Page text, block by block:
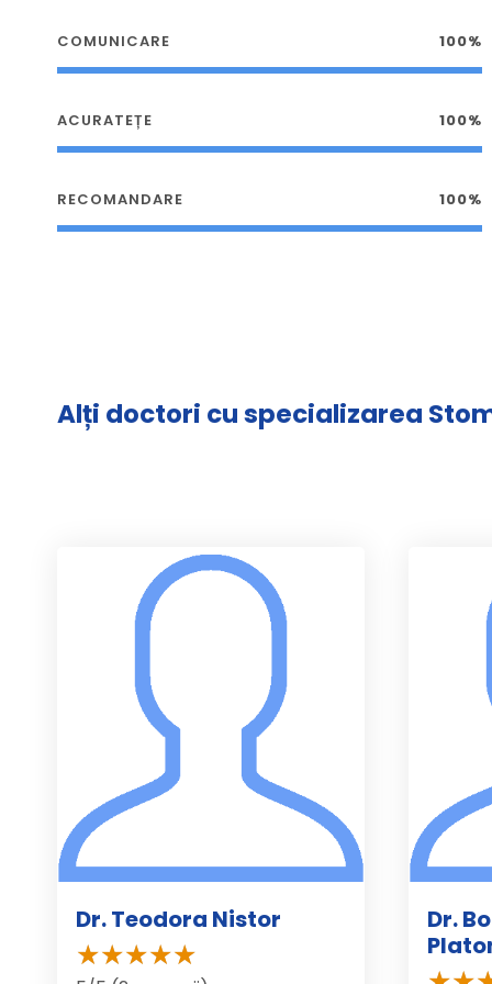
COMUNICARE 100%
ACURATEȚE 100%
RECOMANDARE 100%
Alți doctori cu specializarea
Dr. Teodora Nistor
Dr.